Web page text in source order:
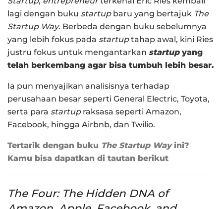
lagi dengan buku startupbaru yang bertajuk The
Startup Way. Berbeda dengan buku sebelumnya
yang lebih fokus pada startuptahap awal, kini Ries
justru fokus untuk mengantarkan startupyang
telah berkembang agar bisa tumbuh lebih besar.
Ia pun menyajikan analisisnya terhadap
perusahaan besar seperti General Electric, Toyota,
serta para startupraksasa seperti Amazon,
Facebook, hingga Airbnb, dan Twilio.
Tertarik dengan buku The Startup Wayini?
Kamu bisa dapatkan di tautan berikut
The Four: The Hidden DNA of